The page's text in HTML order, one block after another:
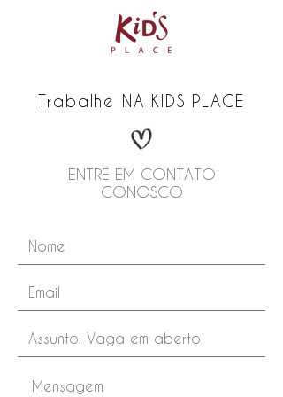
Trabalhe NA KIDS PLACE
ENTRE EM CONTATO
CONOSCO